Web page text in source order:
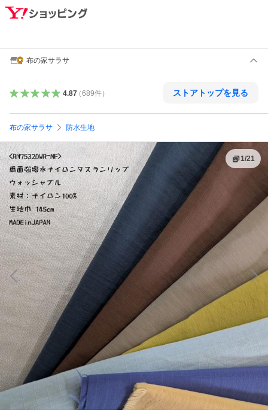
布の家サラサ
4.87（689件） ストアトップを見る
布の家サラサ 防水生地
1/21